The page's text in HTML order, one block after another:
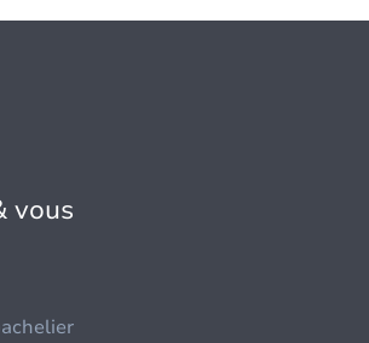
vous